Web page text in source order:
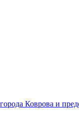
Коврова и